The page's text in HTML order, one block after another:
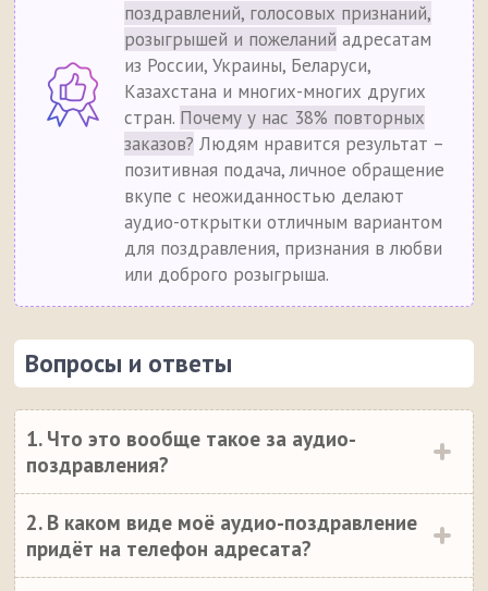
поздравлений, голосовых признаний,
розыгрышей и пожеланий адресатам
из России, Украины, Беларуси,
Казахстана и многих-многих других
стран. Почему у нас 38% повторных
заказов? Людям нравится результат –
позитивная подача, личное обращение
вкупе с неожиданностью делают
аудио-открытки отличным вариантом
для поздравления, признания в любви
или доброго розыгрыша.
Вопросы и ответы
1. Что это вообще такое за аудио-
поздравления?
2. В каком виде моё аудио-поздравление
придёт на телефон адресата?